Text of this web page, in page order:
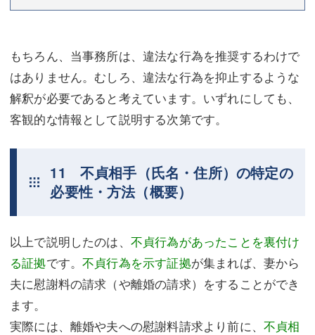
もちろん、当事務所は、違法な行為を推奨するわけで
はありません。むしろ、違法な行為を抑止するような
解釈が必要であると考えています。いずれにしても、
客観的な情報として説明する次第です。
11 不貞相手（氏名・住所）の特定の
必要性・方法（概要）
以上で説明したのは、 不貞行為があったことを裏付け
る証拠です。不貞行為を示す証拠が集まれば、妻から
夫に慰謝料の請求（や離婚の請求）をすることができ
ます。
実際には、離婚や夫への慰謝料請求より前に、 不貞相